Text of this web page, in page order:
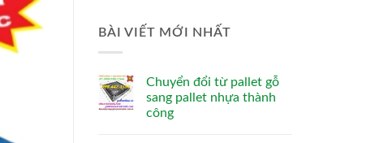
BÀI VIẾT MỚI NHẤT
Chuyển đổi từ pallet gỗ
sang pallet nhựa thành
công